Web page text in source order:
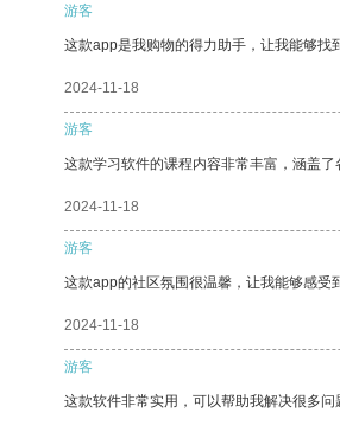
游客
这款app是我购物的得力助手，让我能够找
2024-11-18
游客
这款学习软件的课程内容非常丰富，涵盖
2024-11-18
游客
这款app的社区氛围很温馨，让我能够感受
2024-11-18
游客
这款软件非常实用，可以帮助我解决很多问